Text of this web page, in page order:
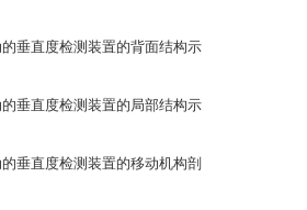
垂直度检测装置的背面结构示
垂直度检测装置的局部结构示
垂直度检测装置的移动机构剖